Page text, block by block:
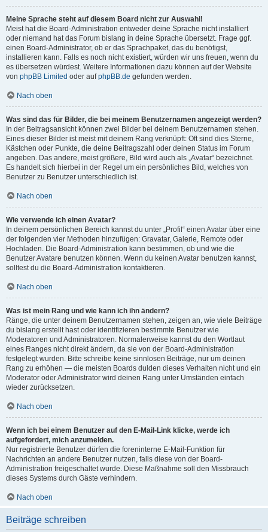
Meine Sprache steht auf diesem Board nicht zur Auswahl!
Meist hat die Board-Administration entweder deine Sprache nicht installiert
oder niemand hat das Forum bislang in deine Sprache übersetzt. Frage ggf.
einen Board-Administrator, ob er das Sprachpaket, das du benötigst,
installieren kann. Falls es noch nicht existiert, würden wir uns freuen, wenn du
es übersetzen würdest. Weitere Informationen dazu können auf der Website
von phpBB Limited oder aufphpBB.de gefunden werden.
Nach oben
Was sind das für Bilder, die bei meinem Benutzernamen angezeigt werden?
In der Beitragsansicht können zwei Bilder bei deinem Benutzernamen stehen.
Eines dieser Bilder ist meist mit deinem Rang verknüpft: Oft sind dies Sterne,
Kästchen oder Punkte, die deine Beitragszahl oder deinen Status im Forum
angeben. Das andere, meist größere, Bild wird auch als „Avatar“ bezeichnet.
Es handelt sich hierbei in der Regel um ein persönliches Bild, welches von
Benutzer zu Benutzer unterschiedlich ist.
Nach oben
Wie verwende ich einen Avatar?
In deinem persönlichen Bereich kannst du unter „Profil“ einen Avatar über eine
der folgenden vier Methoden hinzufügen: Gravatar, Galerie, Remote oder
Hochladen. Die Board-Administration kann bestimmen, ob und wie die
Benutzer Avatare benutzen können. Wenn du keinen Avatar benutzen kannst,
solltest du die Board-Administration kontaktieren.
Nach oben
Was ist mein Rang und wie kann ich ihn ändern?
Ränge, die unter deinem Benutzernamen stehen, zeigen an, wie viele Beiträge
du bislang erstellt hast oder identifizieren bestimmte Benutzer wie
Moderatoren und Administratoren. Normalerweise kannst du den Wortlaut
eines Ranges nicht direkt ändern, da sie von der Board-Administration
festgelegt wurden. Bitte schreibe keine sinnlosen Beiträge, nur um deinen
Rang zu erhöhen — die meisten Boards dulden dieses Verhalten nicht und ein
Moderator oder Administrator wird deinen Rang unter Umständen einfach
wieder zurücksetzen.
Nach oben
Wenn ich bei einem Benutzer auf den E-Mail-Link klicke, werde ich
aufgefordert, mich anzumelden.
Nur registrierte Benutzer dürfen die foreninterne E-Mail-Funktion für
Nachrichten an andere Benutzer nutzen, falls diese von der Board-
Administration freigeschaltet wurde. Diese Maßnahme soll den Missbrauch
dieses Systems durch Gäste verhindern.
Nach oben
Beiträge schreiben